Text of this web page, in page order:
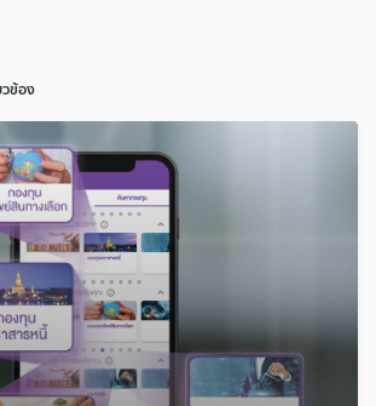
ข้อง